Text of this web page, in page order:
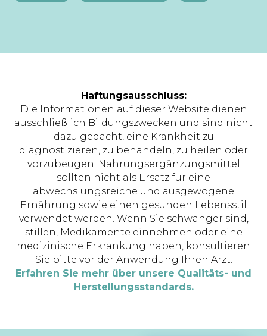
Haftungsausschluss:
Die Informationen auf dieser Website dienen
ausschließlich Bildungszwecken und sind nicht
dazu gedacht, eine Krankheit zu
diagnostizieren, zu behandeln, zu heilen oder
vorzubeugen. Nahrungsergänzungsmittel
sollten nicht als Ersatz für eine
abwechslungsreiche und ausgewogene
Ernährung sowie einen gesunden Lebensstil
verwendet werden. Wenn Sie schwanger sind,
stillen, Medikamente einnehmen oder eine
medizinische Erkrankung haben, konsultieren
Sie bitte vor der Anwendung Ihren Arzt.
Erfahren Sie mehr über unsere Qualitäts- und
Herstellungsstandards.